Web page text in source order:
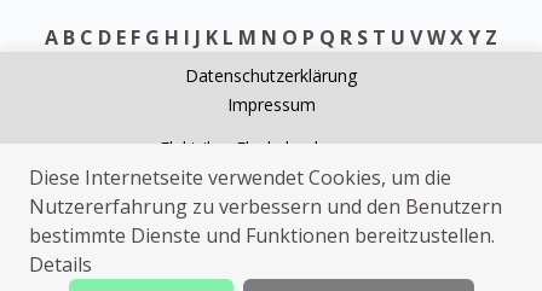
A B C D E F G H I J K L M N O P Q R S T U VWXY Z
Datenschutzerklärung
Impressum
Elektriker Flachslanden
Kammerjäger Flachslanden
Sanitärhilfe Flachslanden
Sat Installation Flachslanden
Diese Internetseite verwendet Cookies, um die
Nutzererfahrung zu verbessern und den Benutzern
bestimmte Dienste und Funktionen bereitzustellen.
Details